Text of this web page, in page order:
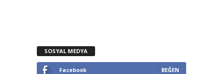
SOSYAL MEDYA
Facebook BEĞEN